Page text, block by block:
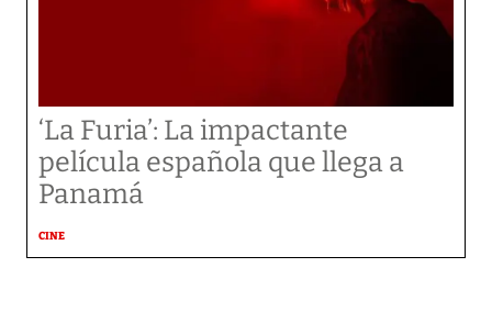
‘La Furia’: La impactante
película española que llega a
Panamá
CINE